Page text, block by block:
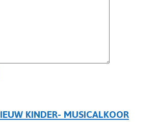
KINDER- MUSICALKOOR